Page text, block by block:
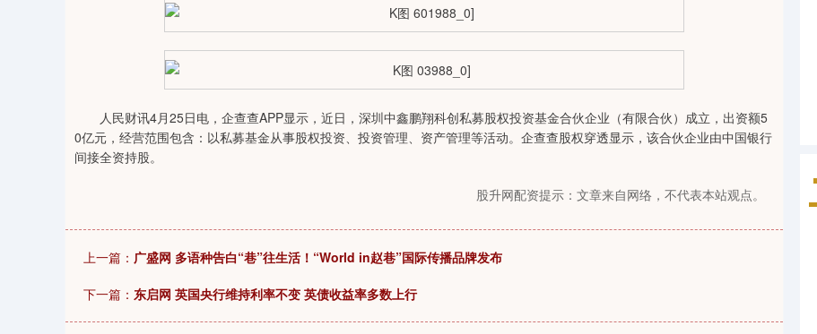
人民财讯4月25日电，企查查APP显示，近日，深圳中鑫鹏翔科创私募股权投资基金合伙企业（有限合伙）成立，出资额5
0亿元，经营范围包含：以私募基金从事股权投资、投资管理、资产管理等活动。企查查股权穿透显示，该合伙企业由中国银行
间接全资持股。
股升网配资提示：文章来自网络，不代表本站观点。
上一篇： 广盛网 多语种告白“巷”往生活！“World in赵巷”国际传播品牌发布
下一篇： 东启网 英国央行维持利率不变 英债收益率多数上行